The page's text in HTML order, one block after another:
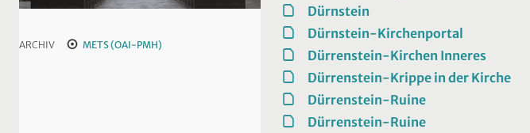
ARCHIV METS (OAI-PMH)
Dürnstein
Dürnstein-Kirchenportal
Dürrenstein-Kirchen Inneres
Dürrenstein-Krippe in der Kirche
Dürrenstein-Ruine
Dürrenstein-Ruine